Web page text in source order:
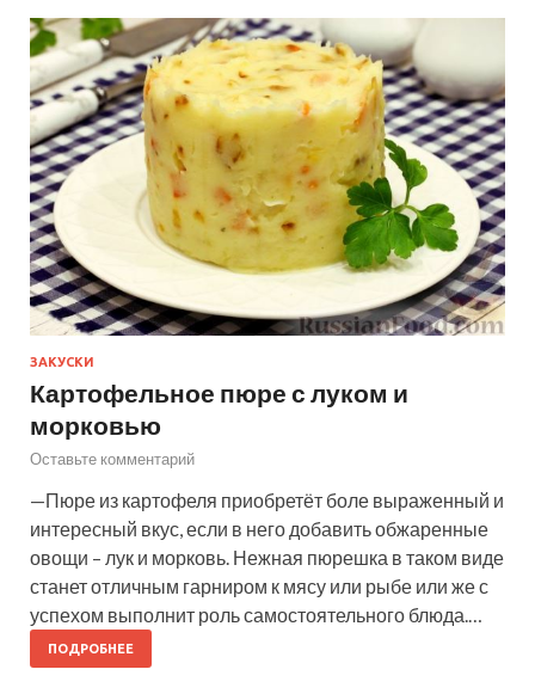
ЗАКУСКИ
Картофельное пюре с луком и
морковью
Оставьте комментарий
—Пюре из картофеля приобретёт боле выраженный и
интересный вкус, если в него добавить обжаренные
овощи – лук и морковь. Нежная пюрешка в таком виде
станет отличным гарниром к мясу или рыбе или же с
успехом выполнит роль самостоятельного блюда.…
ПОДРОБНЕЕ